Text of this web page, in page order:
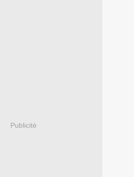
Publicité